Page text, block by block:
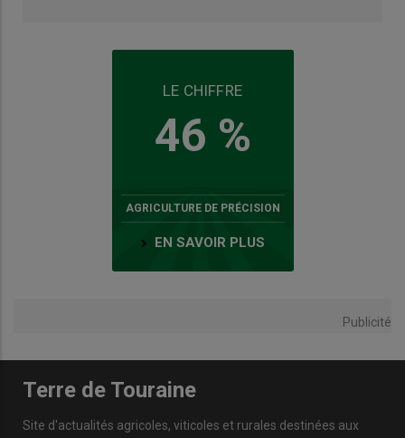
LE CHIFFRE
46 %
AGRICULTURE DE PRÉCISION
EN SAVOIR PLUS
Publicité
Terre de Touraine
Site d'actualités agricoles, viticoles et rurales destinées aux